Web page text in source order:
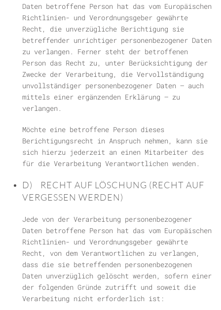
Daten betroffene Person hat das vom Europäischen
Richtlinien- und Verordnungsgeber gewährte
Recht, die unverzügliche Berichtigung sie
betreffender unrichtiger personenbezogener Daten
zu verlangen. Ferner steht der betroffenen
Person das Recht zu, unter Berücksichtigung der
Zwecke der Verarbeitung, die Vervollständigung
unvollständiger personenbezogener Daten — auch
mittels einer ergänzenden Erklärung — zu
verlangen.
Möchte eine betroffene Person dieses
Berichtigungsrecht in Anspruch nehmen, kann sie
sich hierzu jederzeit an einen Mitarbeiter des
für die Verarbeitung Verantwortlichen wenden.
D) RECHT AUF LÖSCHUNG (RECHT AUF
VERGESSEN WERDEN)
Jede von der Verarbeitung personenbezogener
Daten betroffene Person hat das vom Europäischen
Richtlinien- und Verordnungsgeber gewährte
Recht, von dem Verantwortlichen zu verlangen,
dass die sie betreffenden personenbezogenen
Daten unverzüglich gelöscht werden, sofern einer
der folgenden Gründe zutrifft und soweit die
Verarbeitung nicht erforderlich ist: